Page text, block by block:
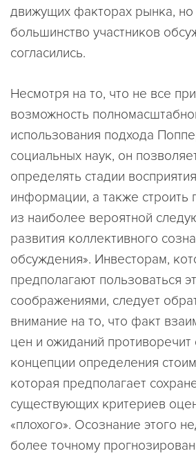
движущих факторах рынка, но
большинство участников
согласились.
Несмотря на то, что не все
возможность
использования подхода
социальных наук, он
определять стадии
информации, а также строить
из наиболее вероятной
развития коллективного
обсуждения». Инвесторам,
предполагают пользоваться
соображениями, следует
внимание на то, что факт
цен и ожиданий
концепции определения
которая предполагает
существующих критериев
«плохого». Осознание этого
более точному